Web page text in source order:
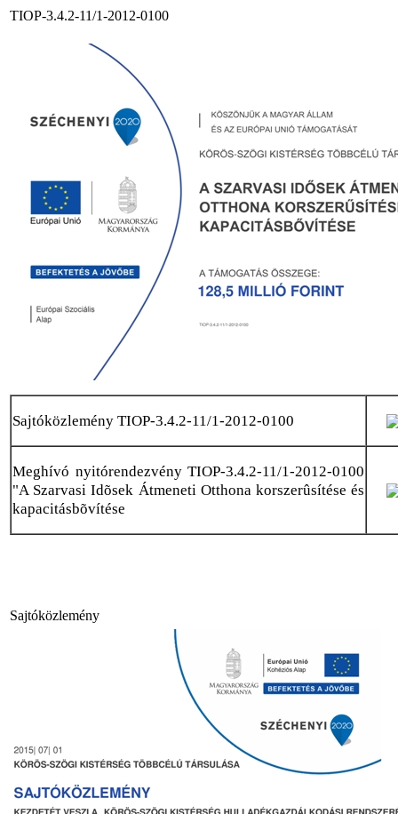
TIOP-3.4.2-11/1-2012-0100
Sajtóközlemény TIOP-3.4.2-11/1-2012-0100
Meghívó nyitórendezvény TIOP-3.4.2-11/1-2012-0100
"A Szarvasi Idõsek Átmeneti Otthona korszerûsítése és
kapacitásbõvítése
Sajtóközlemény